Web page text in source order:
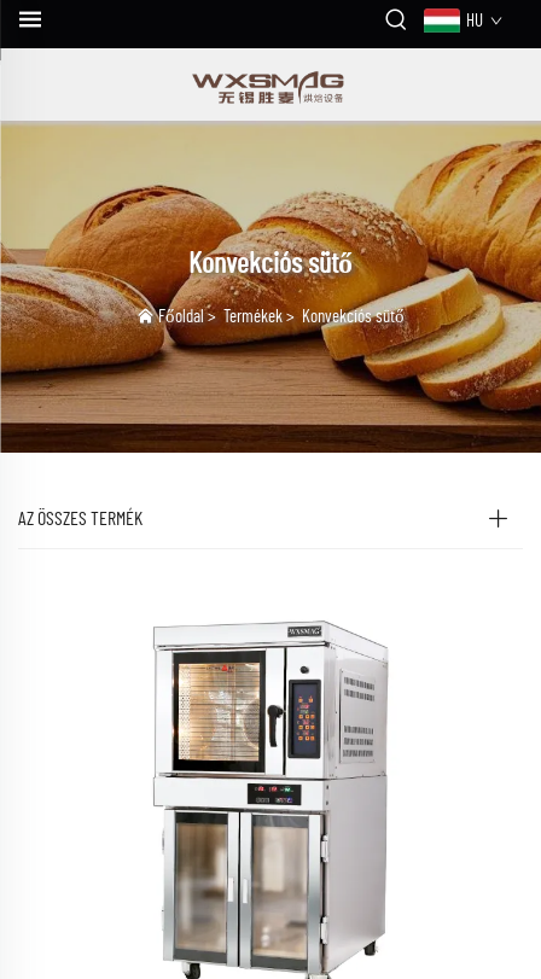
HU
Konvekciós sütő
Főoldal> Termékek> Konvekciós sütő
AZ ÖSSZES TERMÉK